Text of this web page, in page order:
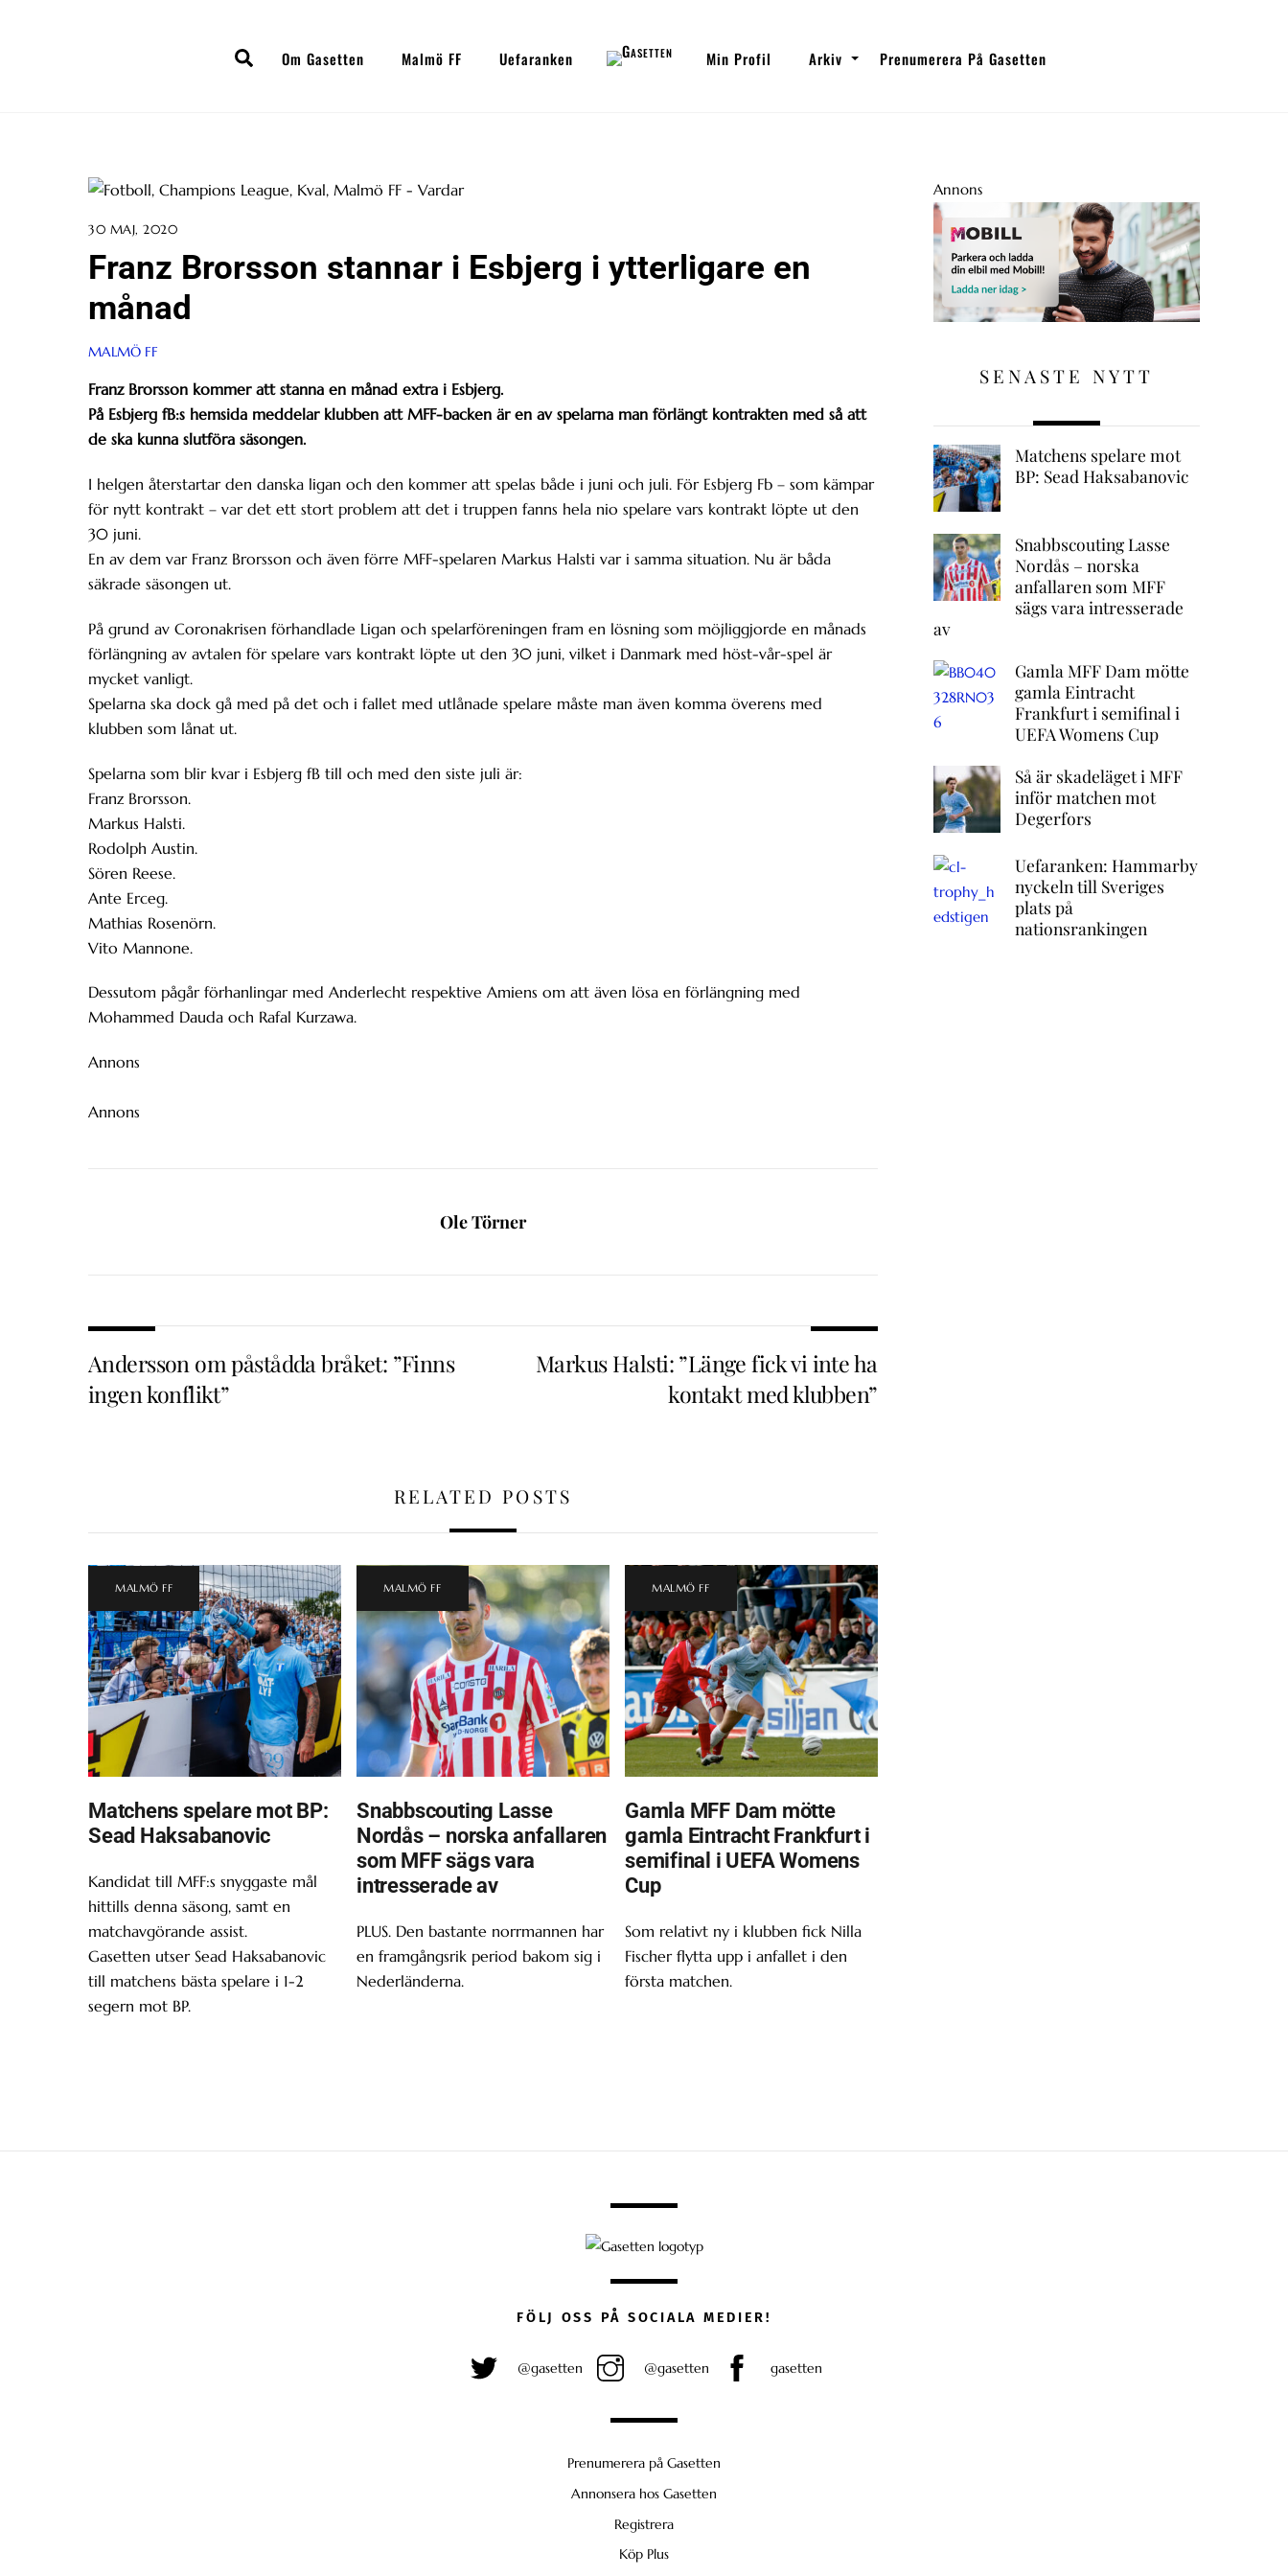
SearchOm Gasetten Malmö FF Uefaranken Min Profil Arkiv Prenumerera På Gasetten
30 MAJ, 2020
Franz Brorsson stannar i Esbjerg i ytterligare en
månad
MALMÖ FF
Franz Brorsson kommer att stanna en månad extra i Esbjerg.
På Esbjerg fB:s hemsida meddelar klubben att MFF-backen är en av spelarna man förlängt kontrakten med så att
de ska kunna slutföra säsongen.
I helgen återstartar den danska ligan och den kommer att spelas både i juni och juli. För Esbjerg Fb – som kämpar
för nytt kontrakt – var det ett stort problem att det i truppen fanns hela nio spelare vars kontrakt löpte ut den
30 juni.
En av dem var Franz Brorsson och även förre MFF-spelaren Markus Halsti var i samma situation. Nu är båda
säkrade säsongen ut.
På grund av Coronakrisen förhandlade Ligan och spelarföreningen fram en lösning som möjliggjorde en månads
förlängning av avtalen för spelare vars kontrakt löpte ut den 30 juni, vilket i Danmark med höst-vår-spel är
mycket vanligt.
Spelarna ska dock gå med på det och i fallet med utlånade spelare måste man även komma överens med
klubben som lånat ut.
Spelarna som blir kvar i Esbjerg fB till och med den siste juli är:
Franz Brorsson.
Markus Halsti.
Rodolph Austin.
Sören Reese.
Ante Erceg.
Mathias Rosenörn.
Vito Mannone.
Dessutom pågår förhanlingar med Anderlecht respektive Amiens om att även lösa en förlängning med
Mohammed Dauda och Rafal Kurzawa.
Annons
Annons
Ole Törner
Andersson om påstådda bråket: ”Finns
ingen konflikt”
Markus Halsti: ”Länge fick vi inte ha
kontakt med klubben”
RELATED POSTS
MALMÖ FF
Matchens spelare mot BP:
Sead Haksabanovic
Kandidat till MFF:s snyggaste mål
hittills denna säsong, samt en
matchavgörande assist.
Gasetten utser Sead Haksabanovic
till matchens bästa spelare i 1-2
segern mot BP.
MALMÖ FF
Snabbscouting Lasse
Nordås – norska anfallaren
som MFF sägs vara
intresserade av
PLUS. Den bastante norrmannen har
en framgångsrik period bakom sig i
Nederländerna.
MALMÖ FF
Gamla MFF Dam mötte
gamla Eintracht Frankfurt i
semifinal i UEFA Womens
Cup
Som relativt ny i klubben fick Nilla
Fischer flytta upp i anfallet i den
första matchen.
Annons
SENASTE NYTT
Matchens spelare mot
BP: Sead Haksabanovic
Snabbscouting Lasse
Nordås – norska
anfallaren som MFF
sägs vara intresserade
av
Gamla MFF Dam mötte
gamla Eintracht
Frankfurt i semifinal i
UEFA Womens Cup
Så är skadeläget i MFF
inför matchen mot
Degerfors
Uefaranken: Hammarby
nyckeln till Sveriges
plats på
nationsrankingen
FÖLJ OSS PÅ SOCIALA MEDIER!
@gasetten @gasetten gasetten
Prenumerera på Gasetten
Annonsera hos Gasetten
Registrera
Köp Plus